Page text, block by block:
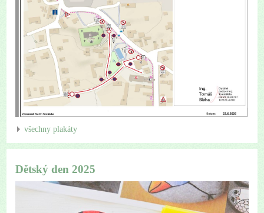
všechny plakáty
Dětský den 2025